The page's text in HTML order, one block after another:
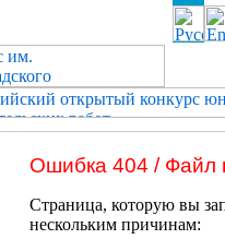
Ошибка 404 / Файл
Страница, которую вы
нескольким причинам: